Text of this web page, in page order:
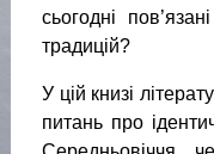
сьогодні
традицій?
У цій книзі
питань про